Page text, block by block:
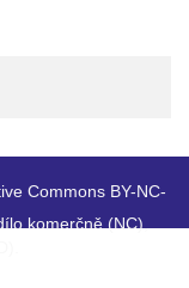
Commons BY-NC-
komerčně (NC),